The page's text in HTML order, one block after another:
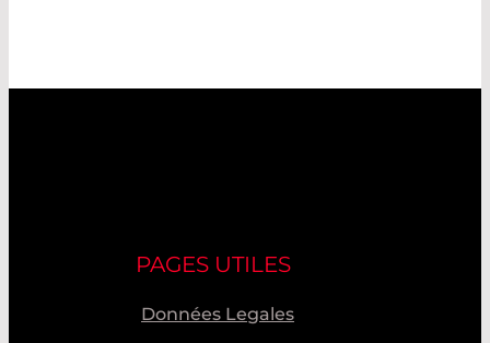
PAGES UTILES
Données Legales